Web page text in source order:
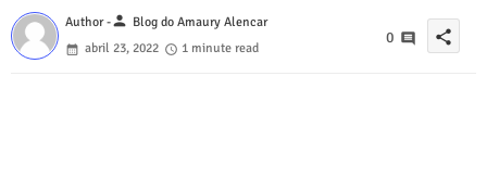
Author -person Blog do Amaury Alencar
abril 23, 2022
1 minute read
0 share